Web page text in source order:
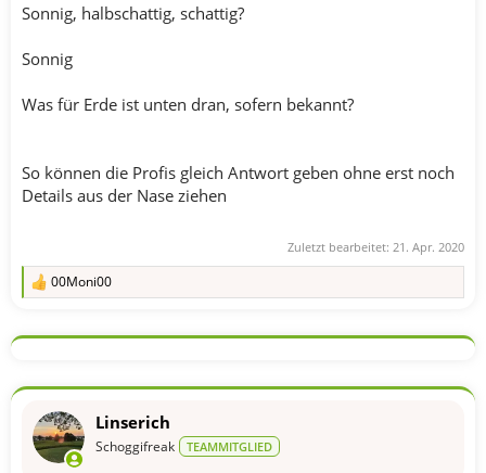
Sonnig, halbschattig, schattig?
Sonnig
Was für Erde ist unten dran, sofern bekannt?
So können die Profis gleich Antwort geben ohne erst noch
Details aus der Nase ziehen
Zuletzt bearbeitet: 21. Apr. 2020
R
k
o
e
n
00Moni00
Linserich
Schoggifreak TEAMMITGLIED